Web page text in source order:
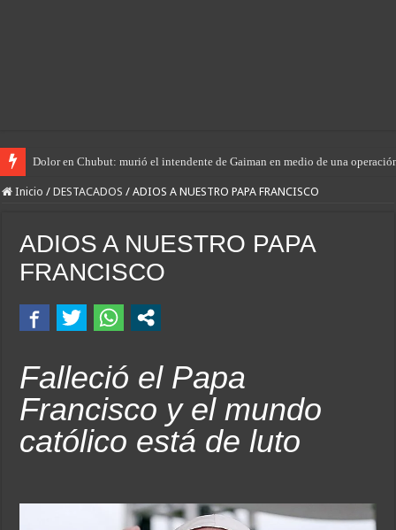
Dolor en Chubut: murió el intendente de Gaiman en medio de una
Inicio / DESTACADOS / ADIOS A NUESTRO PAPA FRANCISCO
ADIOS A NUESTRO PAPA
FRANCISCO
Falleció el Papa
Francisco y el mundo
católico está de luto